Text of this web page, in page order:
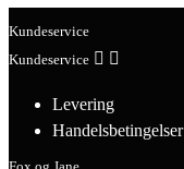
Kundeservice
Kundeservice  
Levering
Handelsbetingelser